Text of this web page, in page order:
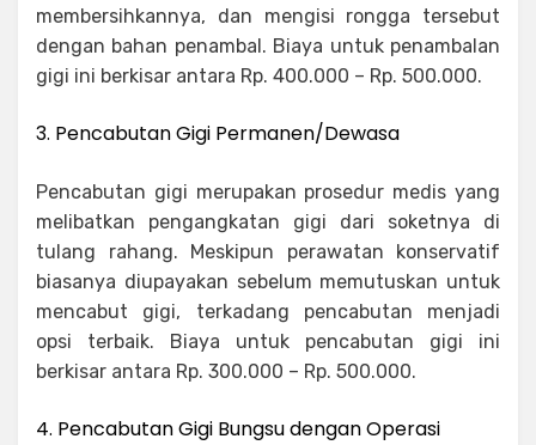
membersihkannya, dan mengisi rongga tersebut
dengan bahan penambal. Biaya untuk penambalan
gigi ini berkisar antara Rp. 400.000 – Rp. 500.000.
3. Pencabutan Gigi Permanen/Dewasa
Pencabutan gigi merupakan prosedur medis yang
melibatkan pengangkatan gigi dari soketnya di
tulang rahang. Meskipun perawatan konservatif
biasanya diupayakan sebelum memutuskan untuk
mencabut gigi, terkadang pencabutan menjadi
opsi terbaik. Biaya untuk pencabutan gigi ini
berkisar antara Rp. 300.000 – Rp. 500.000.
4. Pencabutan Gigi Bungsu dengan Operasi